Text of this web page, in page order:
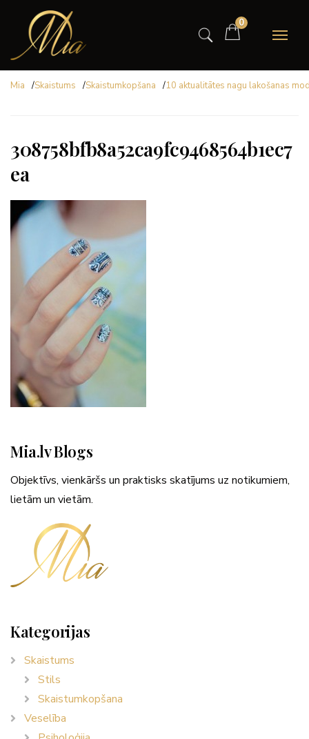
0
Mia /Skaistums /Skaistumkopšana /10 aktualitātes nagu lakošanas
308758bfb8a52ca9fc9468564b1ec7
ea
Mia.lv Blogs
Objektīvs, vienkāršs un praktisks skatījums uz notikumiem,
lietām un vietām.
Kategorijas
Skaistums
Stils
Skaistumkopšana
Veselība